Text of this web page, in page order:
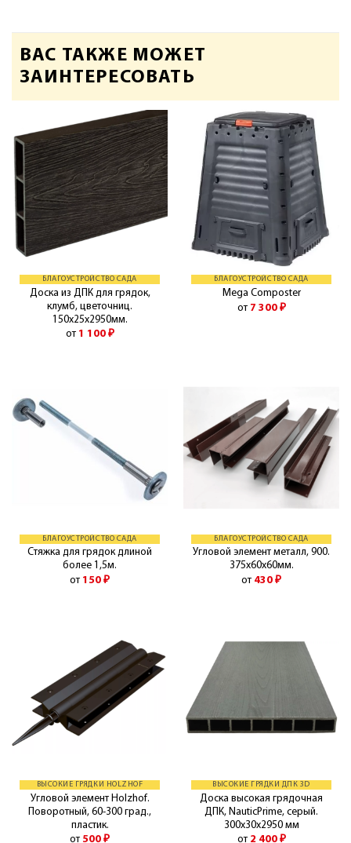
ВАС ТАКЖЕ МОЖЕТ
ЗАИНТЕРЕСОВАТЬ
БЛАГОУСТРОЙСТВО САДА
Доска из ДПК для грядок,
клумб, цветочниц.
150х25х2950мм.
от 1 100 ₽
БЛАГОУСТРОЙСТВО САДА
Mega Composter
от 7 300 ₽
БЛАГОУСТРОЙСТВО САДА
Стяжка для грядок длиной
более 1,5м.
от 150 ₽
БЛАГОУСТРОЙСТВО САДА
Угловой элемент металл, 900.
375х60х60мм.
от 430 ₽
ВЫСОКИЕ ГРЯДКИ HOLZHOF
Угловой элемент Holzhof.
Поворотный, 60-300 град.,
пластик.
от 500 ₽
ВЫСОКИЕ ГРЯДКИ ДПК 3D
Доска высокая грядочная
ДПК, NauticPrime, серый.
300х30х2950 мм
от 2 400 ₽